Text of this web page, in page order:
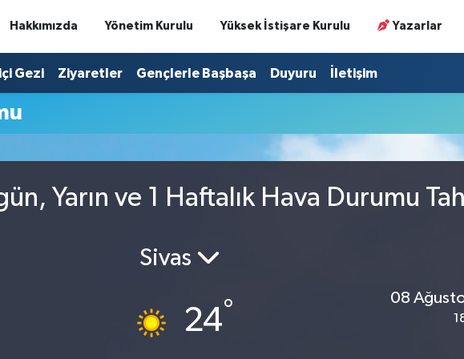
Hakkımızda Yönetim Kurulu Yüksek İstişare Kurulu Yazarlar
Gezi Ziyaretler Gençlerle Başbaşa Duyuru İletişim
Yarın ve 1 Haftalık Hava Durumu
Sivas
24°
08